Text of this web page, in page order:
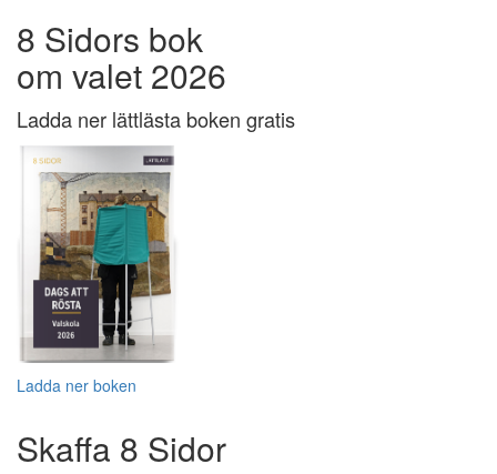
8 Sidors bok
om valet 2026
Ladda ner lättlästa boken gratis
Ladda ner boken
Skaffa 8 Sidor